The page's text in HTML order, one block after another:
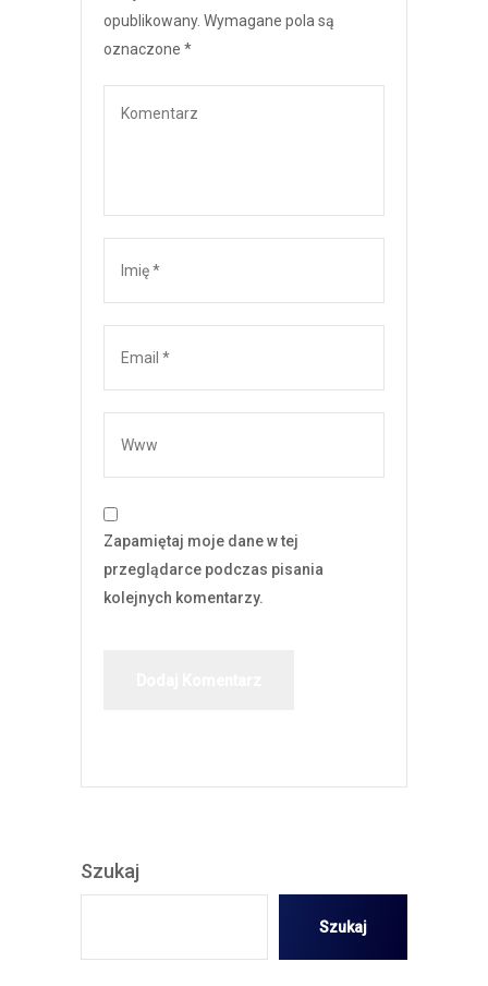
opublikowany. Wymagane pola są
oznaczone *
Zapamiętaj moje dane w tej
przeglądarce podczas pisania
kolejnych komentarzy.
Szukaj
Szukaj